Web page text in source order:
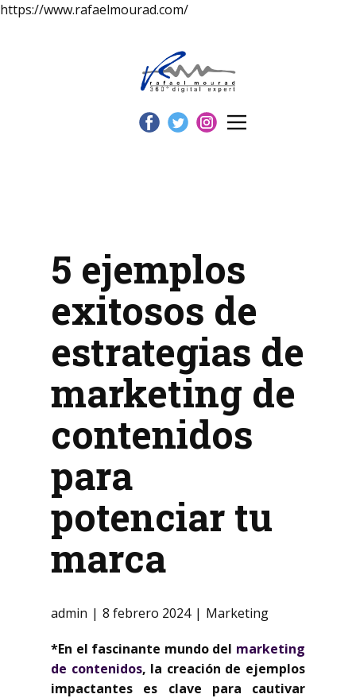
https://www.rafaelmourad.com/
5 ejemplos
exitosos de
estrategias de
marketing de
contenidos
para
potenciar tu
marca
admin 8 febrero 2024 Marketing
*En el fascinante mundo del marketing
de contenidos, la creación de ejemplos
impactantes es clave para cautivar